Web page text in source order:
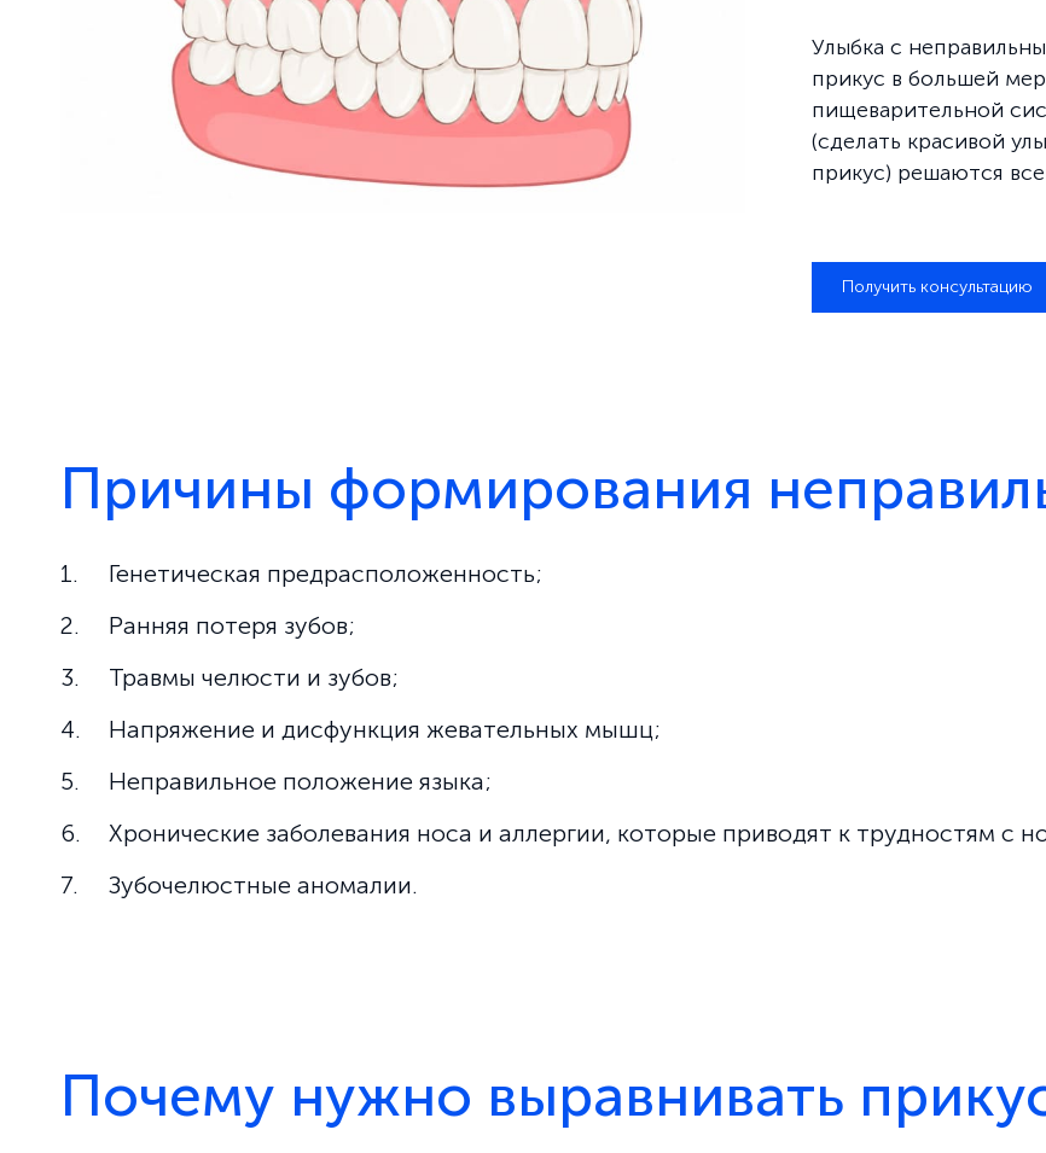
Улыбка с
прикус в большей
пищеварительной
(сделать красивой
прикус) решаются
Получить консультацию
Причины формирования
Генетическая предрасположенность;
Ранняя потеря зубов;
Травмы челюсти и зубов;
Напряжение и дисфункция жевательных мышц;
Неправильное положение языка;
Хронические заболевания носа и аллергии, которые приводят к трудностям с
Зубочелюстные аномалии.
Почему нужно выравнивать